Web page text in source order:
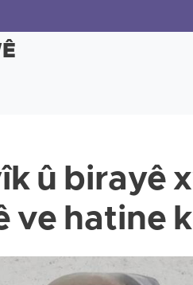
û birayê
ve hatine